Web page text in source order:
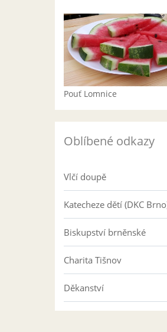
Pouť Lomnice
Oblíbené odkazy
Vlčí doupě
Katecheze dětí (DKC
Biskupství brněnské
Charita Tišnov
Děkanství